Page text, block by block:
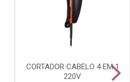
CORTADOR CABELO 4 EM 1
220V